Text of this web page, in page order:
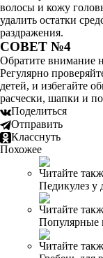
волосы и кожу
удалить остатки
раздражения.
СОВЕТ №4
Обратите внимание
Регулярно
детей, и избегайте
расчески, шапки и
Поделиться
Отправить
Класснуть
Похожее
Читайте
Педикулез у
Читайте
Популярные
Читайте